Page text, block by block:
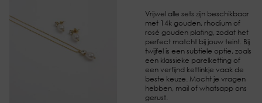
Vrijwel alle sets zijn beschikbaar
met 14k gouden, rhodium of
rosé gouden plating, zodat het
perfect matcht bij jouw teint. Bij
twijfel is een subtiele optie, zoals
een klassieke parelketting of
een verfijnd kettinkje vaak de
beste keuze. Mocht je vragen
hebben, mail of whatsapp ons
gerust.